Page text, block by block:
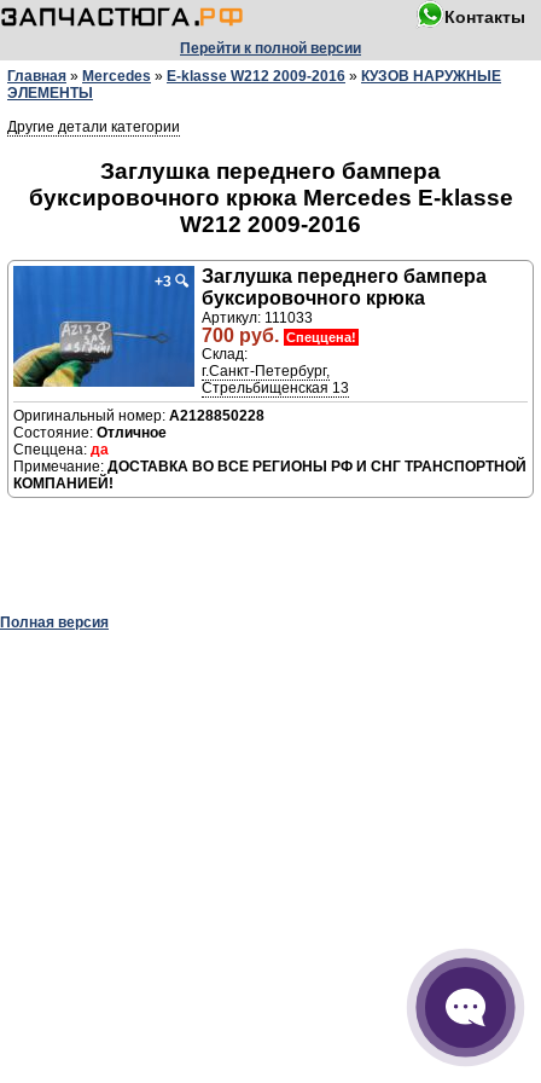
Контакты
Перейти к полной версии
Главная » Mercedes » E-klasse W212 2009-2016 » КУЗОВ НАРУЖНЫЕ
ЭЛЕМЕНТЫ
Другие детали категории
Заглушка переднего бампера
буксировочного крюка Mercedes E-klasse
W212 2009-2016
+3 🔍
Заглушка переднего бампера
буксировочного крюка
Артикул: 111033
700 руб. Спеццена!
Склад:
г.Санкт-Петербург,
Стрельбищенская 13
A2128850228
Отличное
да
ДОСТАВКА ВО ВСЕ РЕГИОНЫ РФ И СНГ ТРАНСПОРТНОЙ
КОМПАНИЕЙ!
Полная версия